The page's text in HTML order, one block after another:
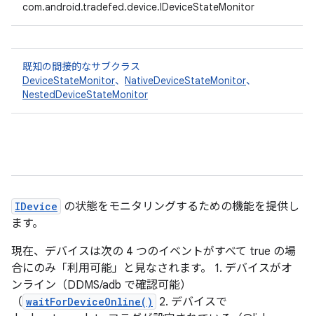
com.android.tradefed.device.IDeviceStateMonitor
既知の間接的なサブクラス
DeviceStateMonitor、 NativeDeviceStateMonitor、
NestedDeviceStateMonitor
IDevice の状態をモニタリングするための機能を提供し
ます。
現在、デバイスは次の 4 つのイベントがすべて true の場
合にのみ「利用可能」と見なされます。 1. デバイスがオ
ンライン（DDMS/adb で確認可能）
（ waitForDeviceOnline()
2. デバイスで